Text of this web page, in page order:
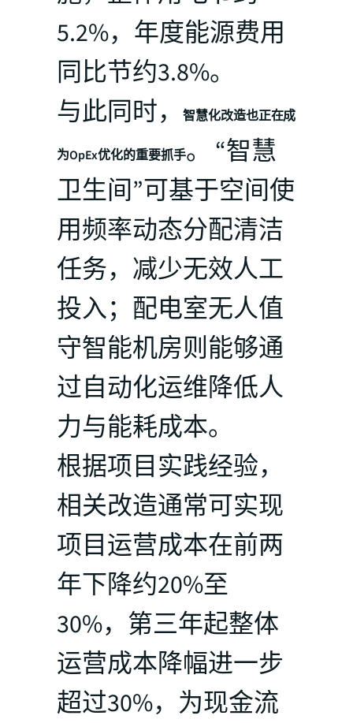
5.2%，年度能源费用
同比节约3.8%。
与此同时，
智慧化改造也正在成
为OpEx优化的重要抓手。 “智慧
卫生间”可基于空间使
用频率动态分配清洁
任务，减少无效人工
投入；配电室无人值
守智能机房则能够通
过自动化运维降低人
力与能耗成本。
根据项目实践经验，
相关改造通常可实现
项目运营成本在前两
年下降约20%至
30%，第三年起整体
运营成本降幅进一步
超过30%，为现金流